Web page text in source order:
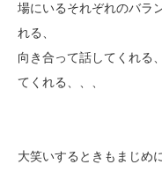
場にいるそれぞれのバラ
れる、
向き合って話してくれる
てくれる、、、
大笑いするときもまじめ